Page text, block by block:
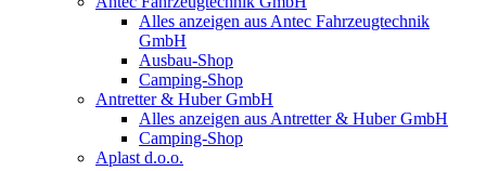
Alles anzeigen aus Antec Fahrzeugtechnik
GmbH
Ausbau-Shop
Camping-Shop
Antretter & Huber GmbH
Alles anzeigen aus Antretter & Huber GmbH
Camping-Shop
Aplast d.o.o.